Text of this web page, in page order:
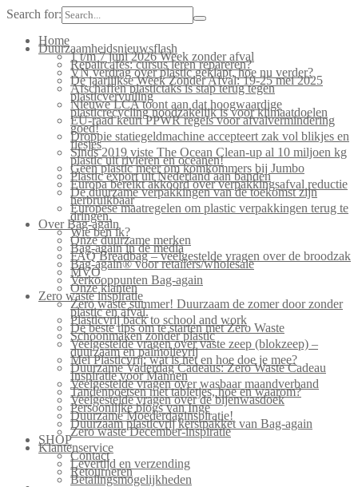
Search for:
Home
Duurzaamheidsnieuwsflash
1 t/m 7 juni 2026 Week zonder afval
Repaircafés: cursus leren repareren?
VN verdrag over plastic geklapt, hoe nu verder?
De jaarlijkse Week Zonder Afval: 19-25 mei 2025
Afschaffen plastictaks is stap terug tegen
plasticvervuiling
Nieuwe LCA toont aan dat hoogwaardige
plasticrecycling noodzakelijk is voor klimaatdoelen
EU-raad keurt PPWR regels voor afvalvermindering
goed!
Droppie statiegeldmachine accepteert zak vol blikjes en
flesjes
Sinds 2019 viste The Ocean Clean-up al 10 miljoen kg
plastic uit rivieren en oceanen!
Geen plastic meer om komkommers bij Jumbo
Plastic export uit Nederland aan banden
Europa bereikt akkoord over verpakkingsafval reductie
De duurzame verpakkingen van de toekomst zijn
herbruikbaar
Europese maatregelen om plastic verpakkingen terug te
dringen.
Over Bag-again
Wie ben ik?
Onze duurzame merken
Bag-again in de media
FAQ Breadbag – veelgestelde vragen over de broodzak
Bag-again® voor retailers/wholesale
MVO
Verkooppunten Bag-again
Onze klanten
Zero waste inspiratie
Zero waste summer! Duurzaam de zomer door zonder
plastic en afval.
Plasticvrij back to school and work
De beste tips om te starten met Zero Waste
Schoonmaken zonder plastic
Veelgestelde vragen over vaste zeep (blokzeep) –
duurzaam en palmolievrij
Mei Plasticvrij: wat is het en hoe doe je mee?
Duurzame Vaderdag Cadeaus: Zero Waste Cadeau
Inspiratie voor Mannen
Veelgestelde vragen over wasbaar maandverband
Tandenpoetsen met tabletjes, hoe en waarom?
Veelgestelde vragen over de bijenwasdoek
Persoonlijke blogs van Inge
Duurzame Moederdaginspiratie!
Duurzaam plasticvrij kerstpakket van Bag-again
Zero waste December-inspiratie
SHOP
Klantenservice
Contact
Levertijd en verzending
Retourneren
Betalingsmogelijkheden